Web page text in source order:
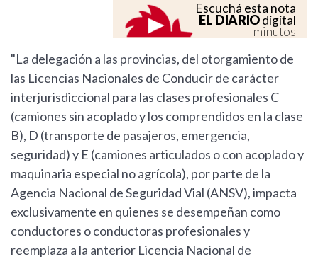
Escuchá esta nota
EL DIARIOdigital
minutos
"La delegación a las provincias, del otorgamiento de
las Licencias Nacionales de Conducir de carácter
interjurisdiccional para las clases profesionales C
(camiones sin acoplado y los comprendidos en la clase
B), D (transporte de pasajeros, emergencia,
seguridad) y E (camiones articulados o con acoplado y
maquinaria especial no agrícola), por parte de la
Agencia Nacional de Seguridad Vial (ANSV), impacta
exclusivamente en quienes se desempeñan como
conductores o conductoras profesionales y
reemplaza a la anterior Licencia Nacional de